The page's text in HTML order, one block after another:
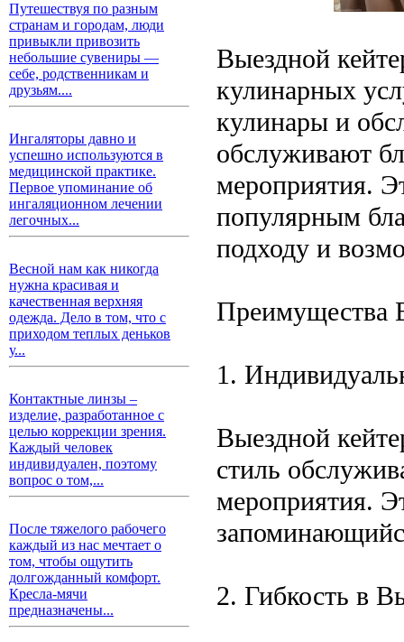
Путешествуя по разным
странам и городам, люди
привыкли привозить
небольшие сувениры —
себе, родственникам и
друзьям....
Ингаляторы давно и
успешно используются в
медицинской практике.
Первое упоминание об
ингаляционном лечении
легочных...
Весной нам как никогда
нужна красивая и
качественная верхняя
одежда. Дело в том, что с
приходом теплых деньков
у...
Контактные линзы –
изделие, разработанное с
целью коррекции зрения.
Каждый человек
индивидуален, поэтому
вопрос о том,...
После тяжелого рабочего
каждый из нас мечтает о
том, чтобы ощутить
долгожданный комфорт.
Кресла-мячи
предназначены...
Выездной
кулинарных
кулинары и
обслуживают
мероприятия.
популярным
подходу и
Преимущества
1.
Выездной
стиль
мероприятия.
2. Гибкость в